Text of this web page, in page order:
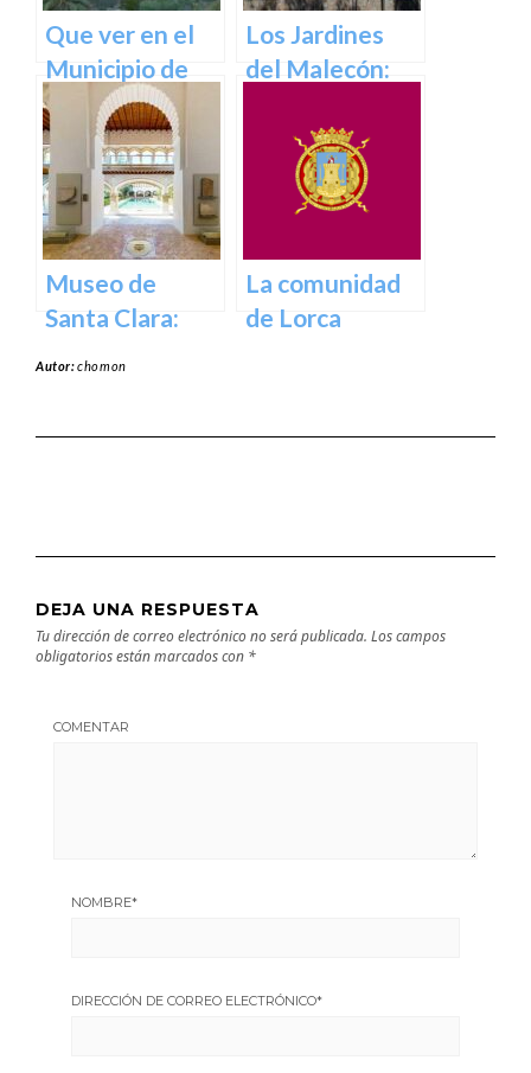
Que ver en el
Municipio de
Abanilla en
Murcia en
Murcia
Los Jardines
del Malecón:
Ciudad.
Museo de
Santa Clara:
La comunidad
de Lorca
Autor:chomon
DEJA UNA RESPUESTA
Tu dirección de correo electrónico no será publicada. Los campos
obligatorios están marcados con *
COMENTAR
NOMBRE*
DIRECCIÓN DE CORREO ELECTRÓNICO*